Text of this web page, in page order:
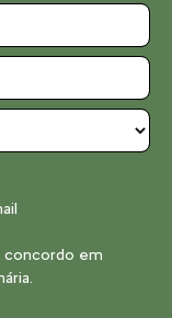
concordo em